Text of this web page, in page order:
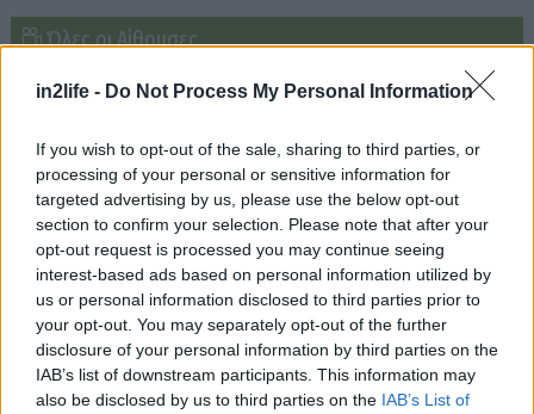
in2life - Do Not Process My Personal Information
If you wish to opt-out of the sale, sharing to third parties, or
processing of your personal or sensitive information for
targeted advertising by us, please use the below opt-out
section to confirm your selection. Please note that after your
opt-out request is processed you may continue seeing
interest-based ads based on personal information utilized by
us or personal information disclosed to third parties prior to
your opt-out. You may separately opt-out of the further
disclosure of your personal information by third parties on the
IAB’s list of downstream participants. This information may
also be disclosed by us to third parties on the IAB’s List of
Όλες οι Αίθουσες
ΑΝΆ ΠΕΡΙΟΧΉ
ΑΊΘΟΥΣΕΣ (ΑΛΦΑΒΗΤΙΚΆ)
MULTIPLEX
για...